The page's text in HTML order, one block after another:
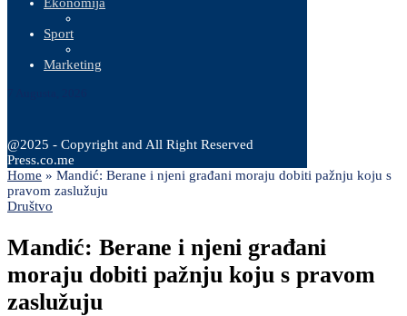
Sport
Marketing
@2025 - Copyright and All Right Reserved
Press.co.me
Home » Mandić: Berane i njeni građani moraju dobiti pažnju koju s
pravom zaslužuju
Društvo
Mandić: Berane i njeni građani
moraju dobiti pažnju koju s pravom
zaslužuju